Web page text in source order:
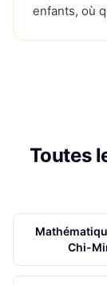
enfants, où
Toutes
Chi-